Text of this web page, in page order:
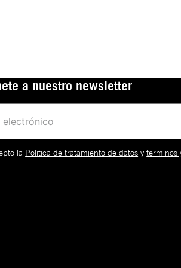
a nuestro newsletter
la Política de tratamiento de datos ytérminos